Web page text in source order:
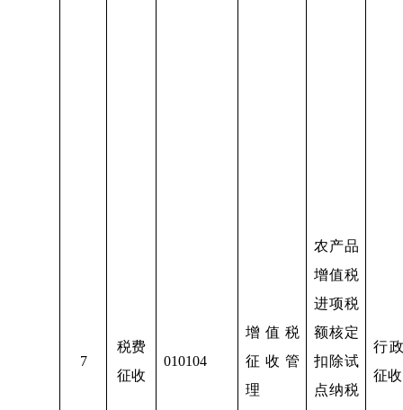
7
税费
征收
010104
增值税
征收管
理
农产品
增值税
进项税
额核定
扣除试
点纳税
行
征收